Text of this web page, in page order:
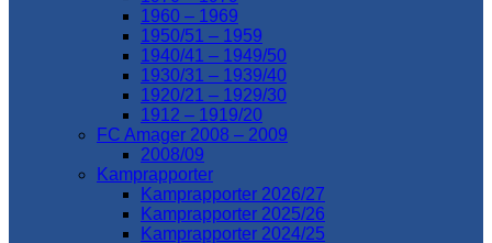
1960 – 1969
1950/51 – 1959
1940/41 – 1949/50
1930/31 – 1939/40
1920/21 – 1929/30
1912 – 1919/20
FC Amager 2008 – 2009
2008/09
Kamprapporter
Kamprapporter 2026/27
Kamprapporter 2025/26
Kamprapporter 2024/25